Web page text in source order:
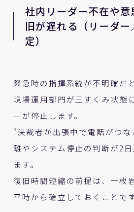
社内リーダー不在や
旧が遅れる（リーダ
定）
緊急時の指揮系統が不明確だ
現場運用部門が三すくみ状態
ーが停止します。
“決裁者が出張中で電話がつ
離やシステム停止の判断が2
ます。
復旧時間短縮の前提は、一枚
平時から確立しておくことです